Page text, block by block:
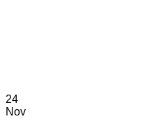
24
Nov